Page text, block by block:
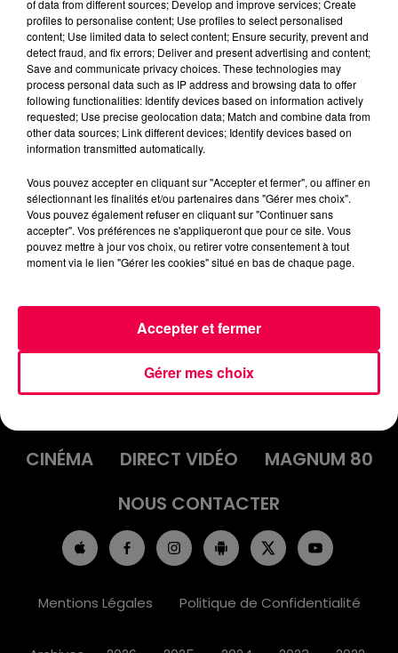
Flash infos
Crédit :Flash infos
03_20220613_LE_JEU_DE_DD.mp3
INFOS
EMISSIONS
CINÉMA
DIRECT VIDÉO
MAGNUM 80
NOUS CONTACTER
Mentions Légales Politique de Confidentialité
of data from different sources; Develop and improve services; Create
profiles to personalise content; Use profiles to select personalised
content; Use limited data to select content; Ensure security, prevent and
detect fraud, and fix errors; Deliver and present advertising and content;
Save and communicate privacy choices. These technologies may
process personal data such as IP address and browsing data to offer
following functionalities: Identify devices based on information actively
requested; Use precise geolocation data; Match and combine data from
other data sources; Link different devices; Identify devices based on
information transmitted automatically.
Vous pouvez accepter en cliquant sur "Accepter et fermer", ou affiner en
sélectionnant les finalités et/ou partenaires dans "Gérer mes choix".
Vous pouvez également refuser en cliquant sur "Continuer sans
accepter". Vos préférences ne s'appliqueront que pour ce site. Vous
pouvez mettre à jour vos choix, ou retirer votre consentement à tout
moment via le lien "Gérer les cookies" situé en bas de chaque page.
Gérer mes choix
Accepter et fermer